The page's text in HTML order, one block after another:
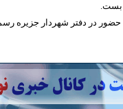
بست.
حضور در دفتر شهردار جزیره